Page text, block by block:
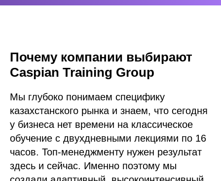
Почему компании выбирают
Caspian Training Group
Мы глубоко понимаем специфику
казахстанского рынка и знаем, что сегодня
у бизнеса нет времени на классическое
обучение с двухдневными лекциями по 16
часов. Топ-менеджменту нужен результат
здесь и сейчас. Именно поэтому мы